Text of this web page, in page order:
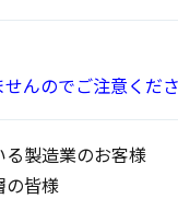
んのでご注意くだ
製造業のお客様
の皆様